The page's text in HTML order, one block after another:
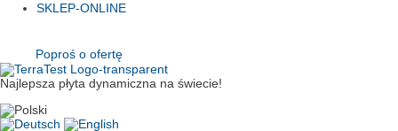
SKLEP-ONLINE
Poproś o ofertę
Najlepsza płyta dynamiczna na świecie!